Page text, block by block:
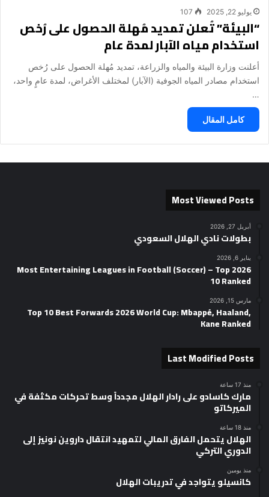
يوليو 22, 2025 107
“البيئة” تُعلن تمديد مُهلة الحصول على رُخص
استخدام مياه الآبار لمدة عام
أعلنت وزارة البيئة والمياه والزراعة، تمديد مُهلة الحصول على رُخص
استخدام مصادر المياه الجوفية (الآبار) لمختلف الأغراض، لمدة عامٍ واحد،
…
كامل المقال
Most Viewed Posts
أبريل 27, 2026
بطولات نادي الهلال السعودي
يناير 6, 2026
2026 Most Entertaining Leagues in Football (Soccer) – Top
10 Ranked
مارس 15, 2026
Top 10 Best Forwards 2026 World Cup: Mbappé, Haaland,
Kane Ranked
Last Modified Posts
منذ 17 ساعة
مارك كاسادو على رادار الهلال مجدداً وسط تحركات مكثفة في
الميركاتو
منذ 18 ساعة
الهلال يتحمل الفارق المالي لتمهيد انتقال داروين نونيز إلى
الدوري التركي
منذ يومين
كانسيلو يتواجد في تدريبات الهلال